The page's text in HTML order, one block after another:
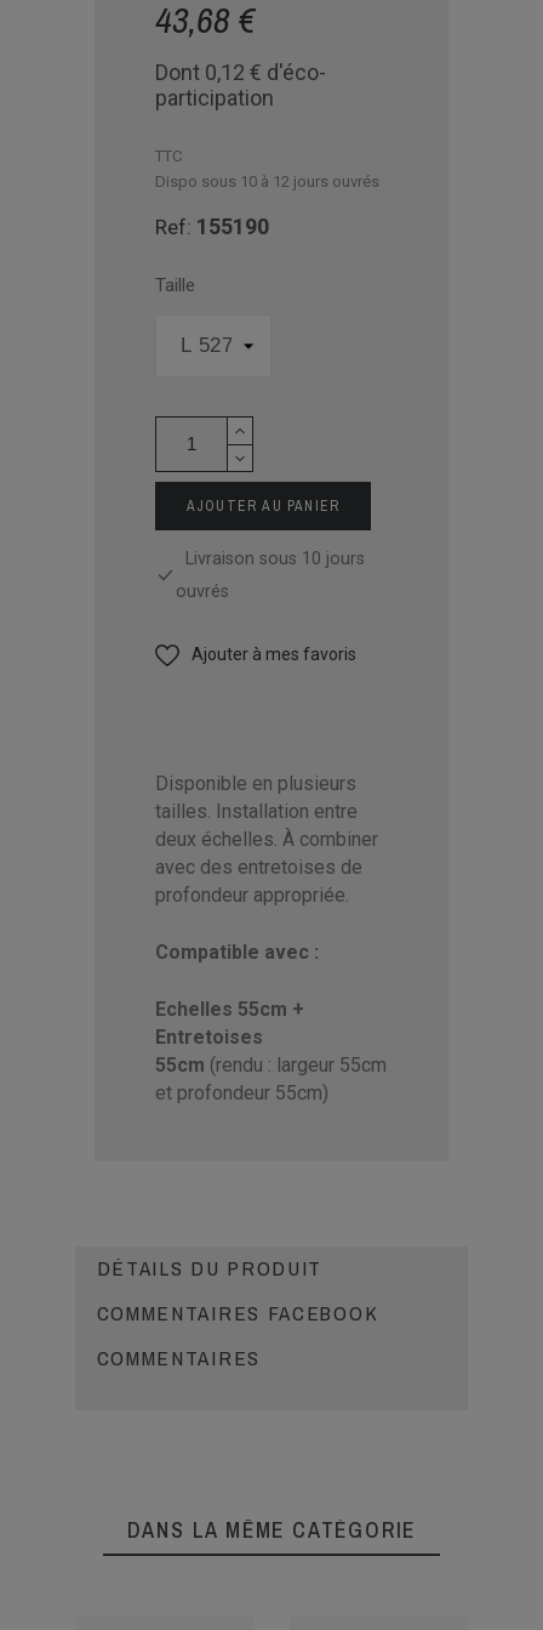
43,68 €
Dont 0,12 € d'éco-
participation
TTC
Dispo sous 10 à 12 jours ouvrés
Ref: 155190
Taille
AJOUTER AU PANIER
Livraison sous 10 jours
ouvrés
Ajouter à mes favoris
Disponible en plusieurs
tailles. Installation entre
deux échelles. À combiner
avec des entretoises de
profondeur appropriée.
Compatible avec :
Echelles 55cm +
Entretoises
55cm (rendu : largeur 55cm
et profondeur 55cm)
DÉTAILS DU PRODUIT
COMMENTAIRES FACEBOOK
COMMENTAIRES
DANS LA MÊME CATÉGORIE